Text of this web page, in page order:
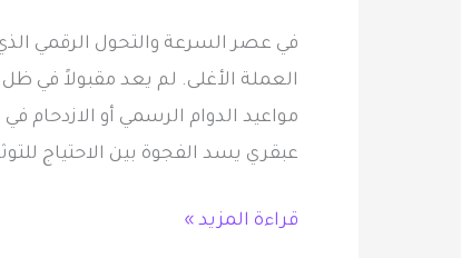
العملة الأغلى. لم يعد مقبولاً في
مواعيد الدوام الرسمي أو الازدحام
عبقري يسد الفجوة بين الاحتياج
معاملاتك
في
دقائق؟
قراءة المزيد »